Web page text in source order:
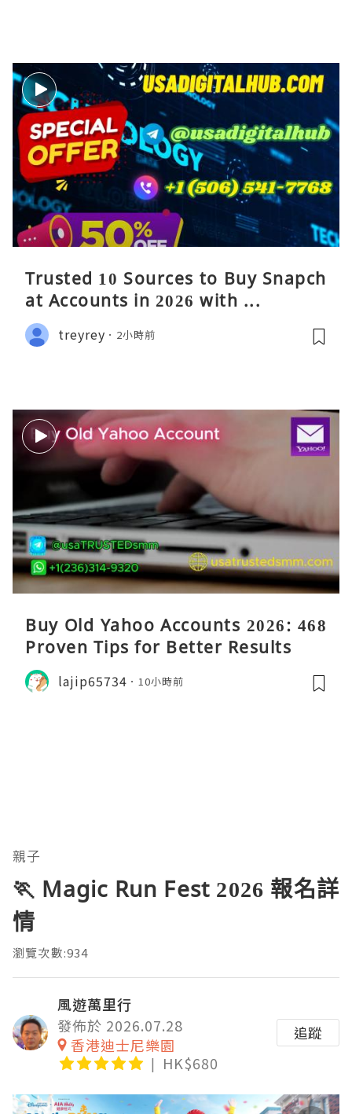
Trusted 10 Sources to Buy Snapch
at Accounts in 2026 with ...
treyrey 2小時前
Buy Old Yahoo Accounts 2026: 468
Proven Tips for Better Results
lajip65734 10小時前
親子
🏃 Magic Run Fest 2026 報名詳
情
瀏覽次數:934
風遊萬里行
發佈於 2026.07.28
香港迪士尼樂園
HK$680
追蹤